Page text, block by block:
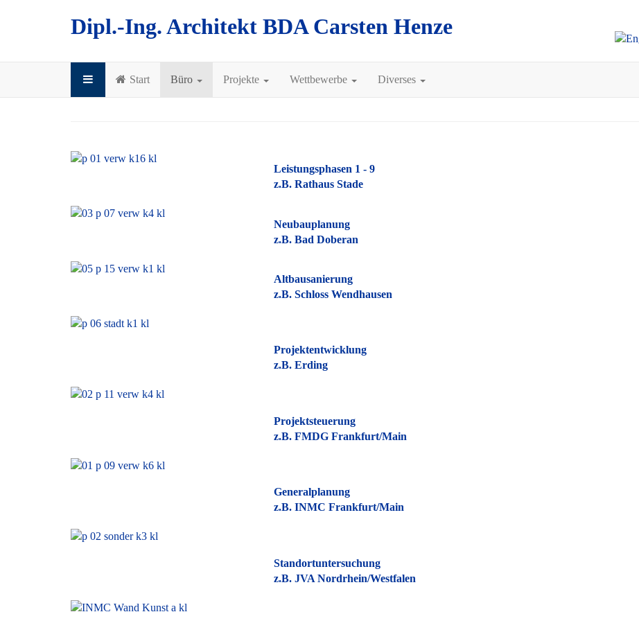
Dipl.-Ing. Architekt BDA Carsten Henze
Start Büro Projekte Wettbewerbe Diverses
Leistungsphasen 1 - 9
z.B. Rathaus Stade
Neubauplanung
z.B. Bad Doberan
Altbausanierung
z.B. Schloss Wendhausen
Projektentwicklung
z.B. Erding
Projektsteuerung
z.B. FMDG Frankfurt/Main
Generalplanung
z.B. INMC Frankfurt/Main
Standortuntersuchung
z.B. JVA Nordrhein/Westfalen